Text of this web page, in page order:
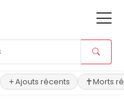
Ajouts récents Morts